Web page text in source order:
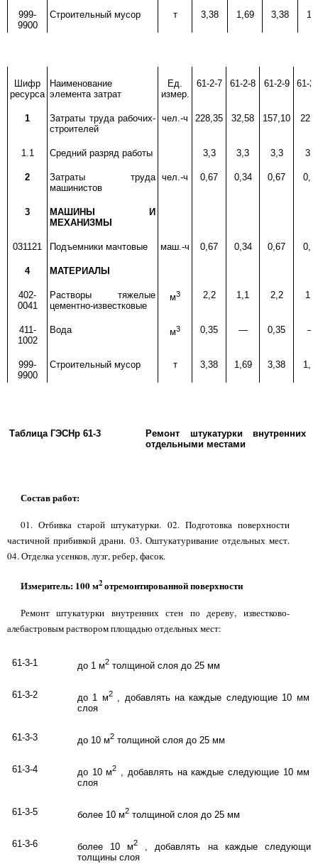
999-
9900
Строительный мусор т 3,38 1,69 3,38
Шифр
ресурса
Наименование
элемента затрат
Ед.
измер.
61-2-7 61-2-8 61-2-9 61-
1
Затраты труда рабочих-
строителей
чел.-ч 228,35 32,58 157,10
1.1 Средний разряд работы 3,3 3,3 3,3 3,3
2
Затраты труда
машинистов
чел.-ч 0,67 0,34 0,67
3
МАШИНЫ И
МЕХАНИЗМЫ
031121 Подъемники мачтовые маш.-ч 0,67 0,34 0,67
4 МАТЕРИАЛЫ
402-
0041
Растворы тяжелые
цементно-известковые
м3 2,2 1,1 2,2 1,1
411-
1002
Вода м3 0,35 — 0,35 —
999-
9900
Строительный мусор т 3,38 1,69 3,38
Таблица ГЭСНр 61-3
Ремонт штукатурки
отдельными местами
Состав работ:
01. Отбивка старой штукатурки. 02. Подготовка поверхности
частичной прибивкой драни. 03. Оштукатуривание отдельных мест.
04. Отделка усенков, лузг, ребер, фасок.
Измеритель: 100 м2отремонтированной поверхности
Ремонт штукатурки внутренних стен по дереву, известково-
алебастровым раствором площадью отдельных мест:
61-3-1 до 1 м2 толщиной слоя до 25 мм
61-3-2 до 1 м2, добавлять на каждые следующие 10 мм
слоя
61-3-3 до 10 м2 толщиной слоя до 25 мм
61-3-4 до 10 м2
, добавлять на каждые следующие 10 мм
слоя
61-3-5 более 10 м2 толщиной слоя до 25 мм
61-3-6 более 10 м2
, добавлять на каждые
толщины слоя